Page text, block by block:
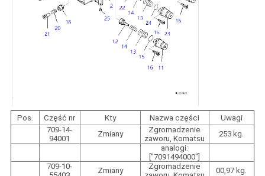
Pos. Część nr Kty Nazwa części
Uwagi
709-14-
94001
Zmiany
Zgromadzenie
zaworu, Komatsu
253 kg.
analogi:
["7091494000"]
709-10-
Zmiany
Zgromadzenie
00,97 kg.